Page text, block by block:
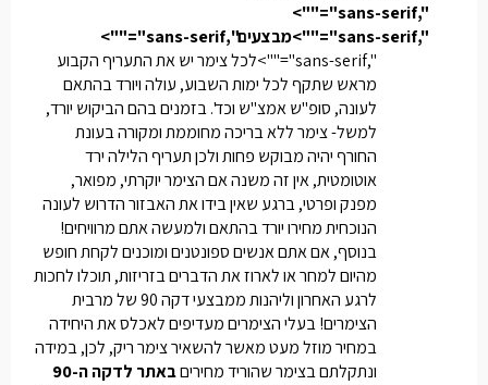
",sans-serif"="">
",sans-serif"="">מבצעים
",sans-serif"="">
",sans-serif"="">לכל צימר יש את התעריף הקבוע
מראש שתקף לכל ימות השבוע, עולה ויורד בהתאם
לעונה, סופ"ש אמצ"ש וכד'. בזמנים בהם הביקוש יורד,
למשל- צימר ללא בריכה מחוממת ומקורה בעונת
החורף יהיה מבוקש פחות ולכן תעריף הלילה ירד
אוטומטית, אין זה משנה אם הצימר יוקרתי, מפואר,
מפנק ופרטי, ברגע שאין בידו את האבזור הדרוש לעונה
הנוכחית מחירו יורד בהתאם ולמעשה אתם מרוויחים!
בנוסף, אם אתם אנשים ספונטנים ומוכנים לקחת חופש
מהיום למחר או לארוז את הדברים בזריזות, תוכלו לחכות
לרגע האחרון וליהנות ממבצעי דקה 90 של מרבית
הצימרים! בעלי הצימרים מעדיפים לאכלס את היחידה
במחיר מוזל מעט מאשר להשאיר צימר ריק, לכן, במידה
ונתקלתם בצימר שהוריד מחיריםבאתר לדקה ה-90